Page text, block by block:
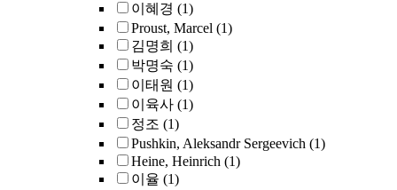
이혜경 (1)
Proust, Marcel (1)
김명희 (1)
박명숙 (1)
이태원 (1)
이육사 (1)
정조 (1)
Pushkin, Aleksandr Sergeevich (1)
Heine, Heinrich (1)
이율 (1)